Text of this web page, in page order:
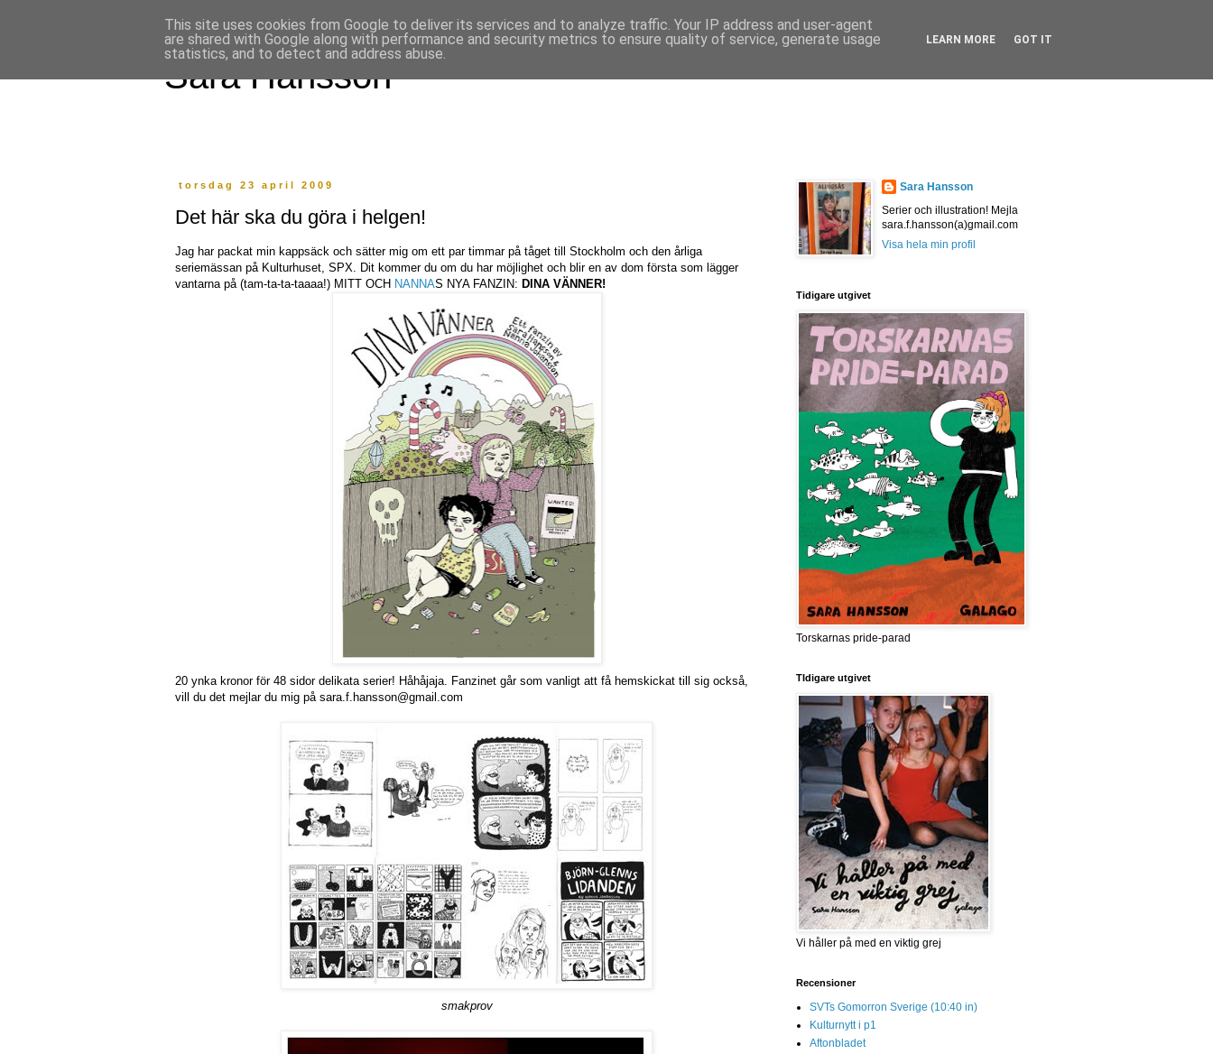
Sara Hansson
torsdag 23 april 2009
Det här ska du göra i helgen!
Jag har packat min kappsäck och sätter mig om ett par timmar på tåget till Stockholm och den årliga
seriemässan på Kulturhuset, SPX. Dit kommer du om du har möjlighet och blir en av dom första som lägger
vantarna på (tam-ta-ta-taaaa!) MITT OCH NANNAS NYA FANZIN: DINA VÄNNER!
20 ynka kronor för 48 sidor delikata serier! Håhåjaja. Fanzinet går som vanligt att få hemskickat till sig också,
vill du det mejlar du mig på sara.f.hansson@gmail.com
smakprov
Sara Hansson
Serier och illustration! Mejla
sara.f.hansson(a)gmail.com
Visa hela min profil
Tidigare utgivet
Torskarnas pride-parad
TIdigare utgivet
Vi håller på med en viktig grej
Recensioner
SVTs Gomorron Sverige (10:40 in)
Kulturnytt i p1
Aftonbladet
This site uses cookies from Google to deliver its services and to analyze traffic. Your IP address and user-agent
are shared with Google along with performance and security metrics to ensure quality of service, generate usage
statistics, and to detect and address abuse.
LEARN MORE GOT IT